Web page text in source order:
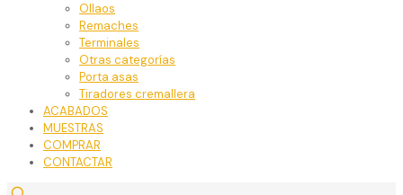
Ollaos
Remaches
Terminales
Otras categorías
Porta asas
Tiradores cremallera
ACABADOS
MUESTRAS
COMPRAR
CONTACTAR